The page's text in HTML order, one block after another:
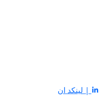
| لينكد ان